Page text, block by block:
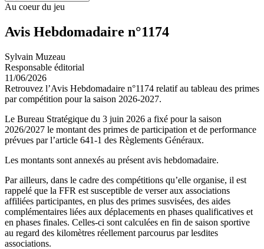
Au coeur du jeu
Avis Hebdomadaire n°1174
Sylvain Muzeau
Responsable éditorial
11/06/2026
Retrouvez l’Avis Hebdomadaire n°1174 relatif au tableau des primes
par compétition pour la saison 2026-2027.
Le Bureau Stratégique du 3 juin 2026 a fixé pour la saison
2026/2027 le montant des primes de participation et de performance
prévues par l’article 641-1 des Règlements Généraux.
Les montants sont annexés au présent avis hebdomadaire.
Par ailleurs, dans le cadre des compétitions qu’elle organise, il est
rappelé que la FFR est susceptible de verser aux associations
affiliées participantes, en plus des primes susvisées, des aides
complémentaires liées aux déplacements en phases qualificatives et
en phases finales. Celles-ci sont calculées en fin de saison sportive
au regard des kilomètres réellement parcourus par lesdites
associations.